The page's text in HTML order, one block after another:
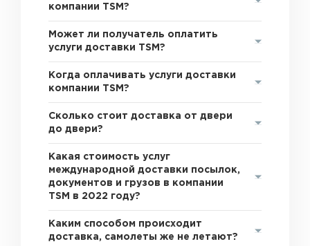
компании TSM?
Может ли получатель оплатить
услуги доставки TSM?
Когда оплачивать услуги доставки
компании TSM?
Сколько стоит доставка от двери
до двери?
Какая стоимость услуг
международной доставки посылок,
документов и грузов в компании
TSM в 2022 году?
Каким способом происходит
доставка, самолеты же не летают?